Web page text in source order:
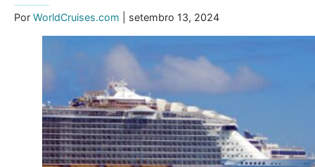
Por WorldCruises.com | setembro 13, 2024